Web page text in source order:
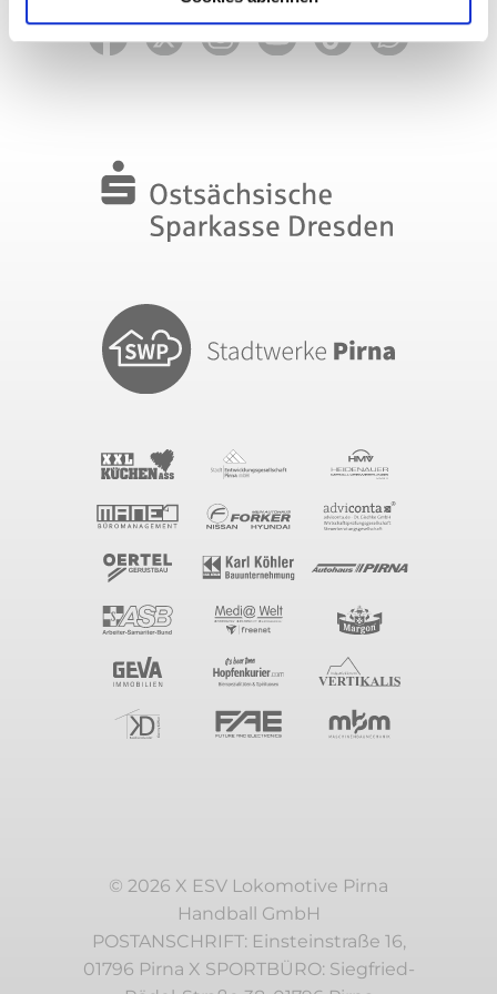
EuGH stuft die USA als Land mit unzureichendem
Impressum
© 2026 X ESV Lokomotive Pirna
Handball GmbH
POSTANSCHRIFT: Einsteinstraße 16,
01796 Pirna X SPORTBÜRO: Siegfried-